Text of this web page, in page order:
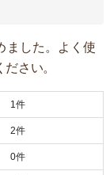
ました。よく使
さい。
1件
2件
0件